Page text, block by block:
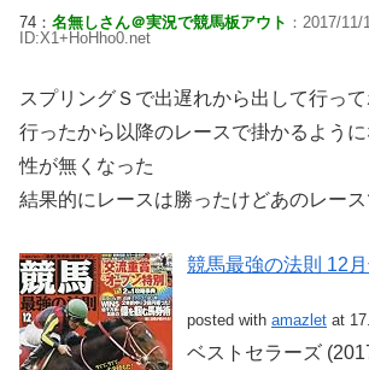
74： 名無しさん＠実況で競馬板アウト ：2017/
ID:X1+HoHho0.net
スプリングＳで出遅れから出して行っ
行ったから以降のレースで掛かるよう
性が無くなった
結果的にレースは勝ったけどあのレー
競馬最強の法則 12
posted with amazlet at
ベストセラーズ